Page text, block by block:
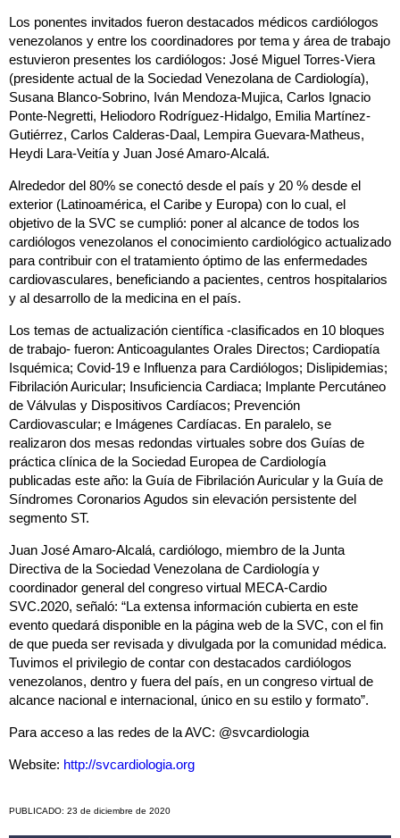
Los ponentes invitados fueron destacados médicos cardiólogos
venezolanos y entre los coordinadores por tema y área de trabajo
estuvieron presentes los cardiólogos: José Miguel Torres-Viera
(presidente actual de la Sociedad Venezolana de Cardiología),
Susana Blanco-Sobrino, Iván Mendoza-Mujica, Carlos Ignacio
Ponte-Negretti, Heliodoro Rodríguez-Hidalgo, Emilia Martínez-
Gutiérrez, Carlos Calderas-Daal, Lempira Guevara-Matheus,
Heydi Lara-Veitía y Juan José Amaro-Alcalá.
Alrededor del 80% se conectó desde el país y 20 % desde el
exterior (Latinoamérica, el Caribe y Europa) con lo cual, el
objetivo de la SVC se cumplió: poner al alcance de todos los
cardiólogos venezolanos el conocimiento cardiológico actualizado
para contribuir con el tratamiento óptimo de las enfermedades
cardiovasculares, beneficiando a pacientes, centros hospitalarios
y al desarrollo de la medicina en el país.
Los temas de actualización científica -clasificados en 10 bloques
de trabajo- fueron: Anticoagulantes Orales Directos; Cardiopatía
Isquémica; Covid-19 e Influenza para Cardiólogos; Dislipidemias;
Fibrilación Auricular; Insuficiencia Cardiaca; Implante Percutáneo
de Válvulas y Dispositivos Cardíacos; Prevención
Cardiovascular; e Imágenes Cardíacas. En paralelo, se
realizaron dos mesas redondas virtuales sobre dos Guías de
práctica clínica de la Sociedad Europea de Cardiología
publicadas este año: la Guía de Fibrilación Auricular y la Guía de
Síndromes Coronarios Agudos sin elevación persistente del
segmento ST.
Juan José Amaro-Alcalá, cardiólogo, miembro de la Junta
Directiva de la Sociedad Venezolana de Cardiología y
coordinador general del congreso virtual MECA-Cardio
SVC.2020, señaló: “La extensa información cubierta en este
evento quedará disponible en la página web de la SVC, con el fin
de que pueda ser revisada y divulgada por la comunidad médica.
Tuvimos el privilegio de contar con destacados cardiólogos
venezolanos, dentro y fuera del país, en un congreso virtual de
alcance nacional e internacional, único en su estilo y formato”.
Para acceso a las redes de la AVC: @svcardiologia
Website: http://svcardiologia.org
PUBLICADO: 23 de diciembre de 2020